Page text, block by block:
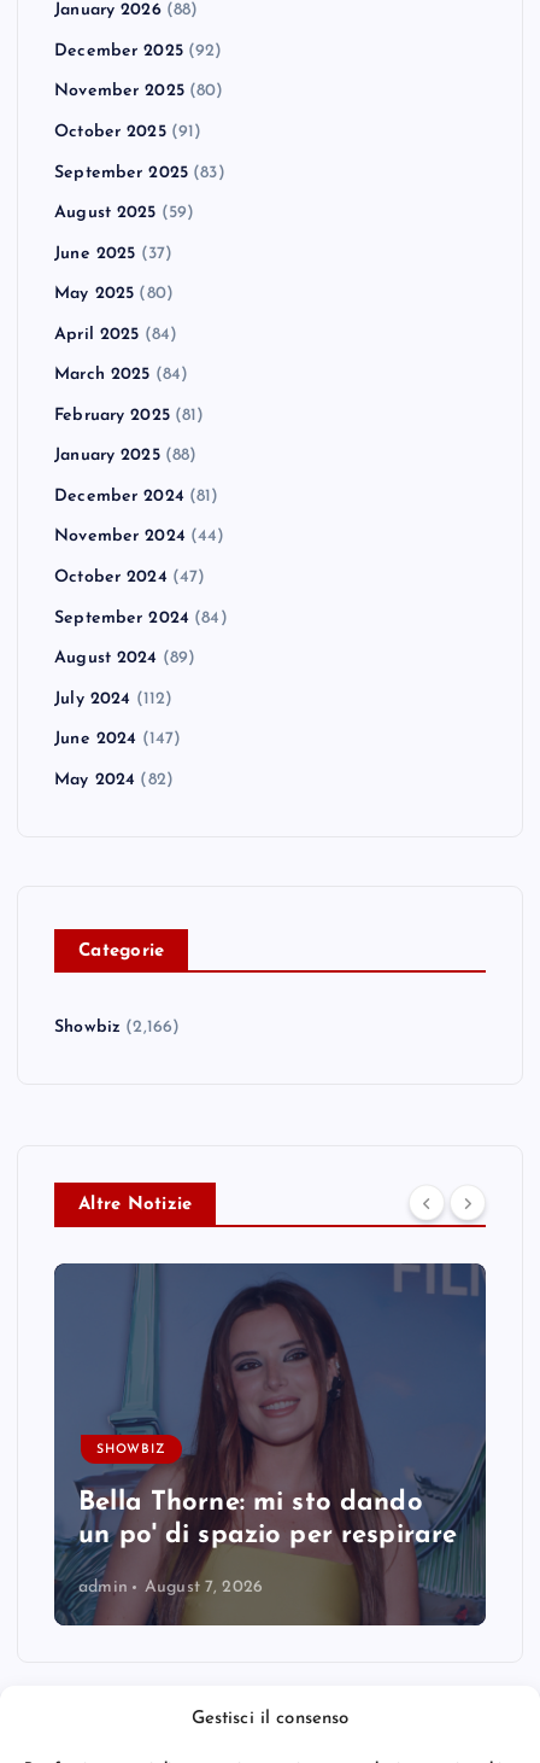
Gestisci il consenso
January 2026(88)
December 2025(92)
November 2025(80)
October 2025(91)
September 2025 (83)
August 2025 (59)
June 2025 (37)
May 2025 (80)
April 2025 (84)
March 2025 (84)
February 2025(81)
January 2025(88)
December 2024 (81)
November 2024 (44)
October 2024 (47)
September 2024 (84)
August 2024 (89)
July 2024 (112)
June 2024 (147)
May 2024 (82)
Categorie
Showbiz (2,166)
Altre Notizie
SHOWBIZ
Bella Thorne: mi sto dando
un po' di spazio per respirare
admin August 7, 2026